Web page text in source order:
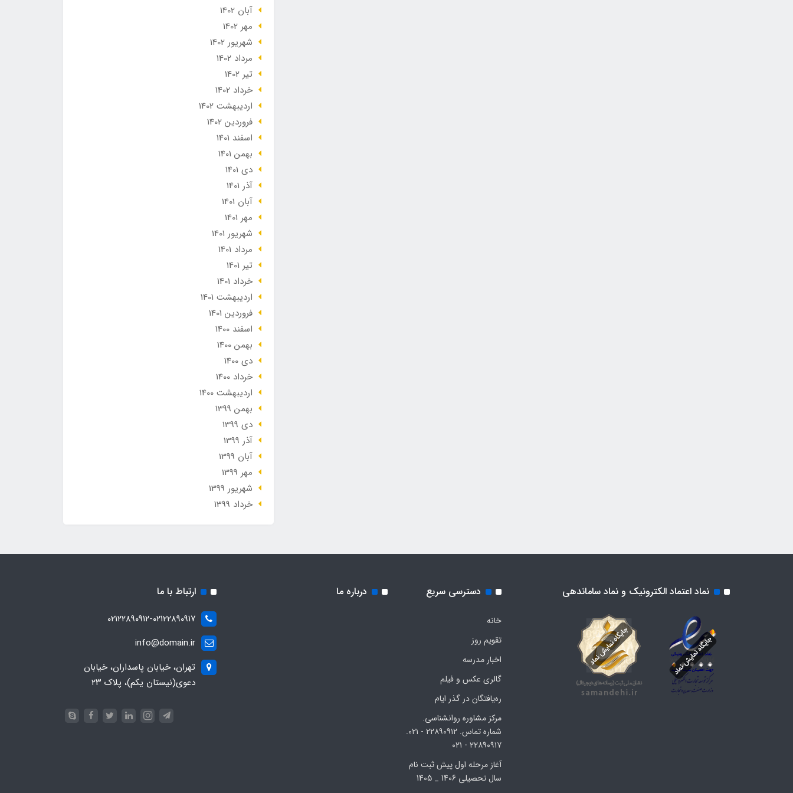
آبان 1402
مهر 1402
شهریور 1402
مرداد 1402
تير 1402
خرداد 1402
ارديبهشت 1402
فروردین 1402
اسفند 1401
بهمن 1401
دی 1401
آذر 1401
آبان 1401
مهر 1401
شهریور 1401
مرداد 1401
تير 1401
خرداد 1401
ارديبهشت 1401
فروردین 1401
اسفند 1400
بهمن 1400
دی 1400
خرداد 1400
ارديبهشت 1400
بهمن 1399
دی 1399
آذر 1399
آبان 1399
مهر 1399
شهریور 1399
خرداد 1399
نماد اعتماد الکترونیک و نماد ساماندهی دسترسی سریع
خانه
تقویم روز
اخبار مدرسه
گالری عکس و فیلم
ره‌یافتگان در گذر ایام
مرکز مشاوره روانشناسی.
شماره تماس. ۲۲۸۹۰۹۱۲ - ۰۲۱.
۲۲۸۹۰۹۱۷ - ۰۲۱
آغاز مرحله اول پیش ثبت نام
سال تحصیلی 1406 _ 1405
درباره ما ارتباط با ما
۰۲۱۲۲۸۹۰۹۱۲-۰۲۱۲۲۸۹۰۹۱۷
info@domain.ir
تهران، خیابان پاسداران، خیابان
دعوی(نیستان یکم)، پلاک ۲۳